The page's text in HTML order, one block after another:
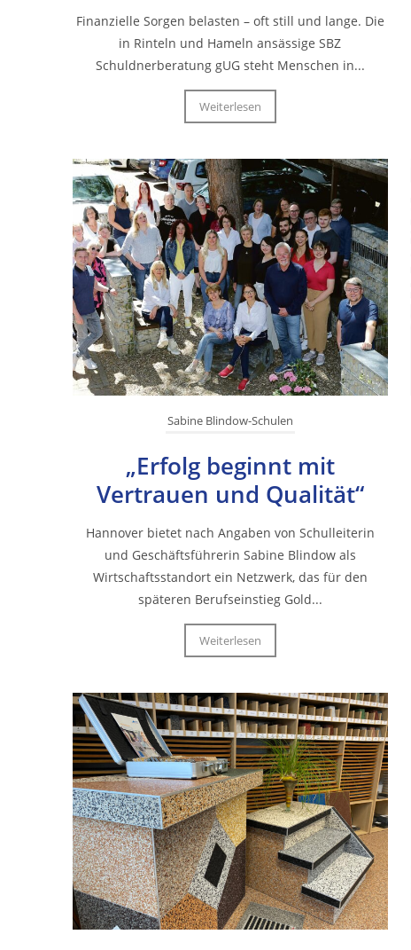
Finanzielle Sorgen belasten – oft still und lange. Die
in Rinteln und Hameln ansässige SBZ
Schuldnerberatung gUG steht Menschen in...
Weiterlesen
Sabine Blindow-Schulen
„Erfolg beginnt mit
Vertrauen und Qualität“
Hannover bietet nach Angaben von Schulleiterin
und Geschäftsführerin Sabine Blindow als
Wirtschaftsstandort ein Netzwerk, das für den
späteren Berufseinstieg Gold...
Weiterlesen